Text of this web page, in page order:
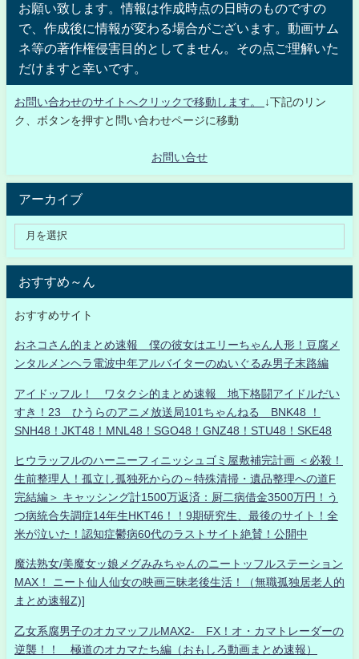
お願い致します。情報は作成時点の日時のものですの
で、作成後に情報が変わる場合がございます。動画サム
ネ等の著作権侵害目的としてません。その点ご理解いた
だけますと幸いです。
お問い合わせのサイトへクリックで移動します。
↓下記のリン
ク、ボタンを押すと問い合わせページに移動
お問い合せ
アーカイブ
おすすめ～ん
おすすめサイト
おネコさん的まとめ速報 僕の彼女はエリーちゃん人形！豆腐メ
ンタルメンヘラ電波中年アルバイターのぬいぐるみ男子末路編
アイドッフル！ ワタクシ的まとめ速報 地下格闘アイドルだい
すき！23 ひうらのアニメ放送局101ちゃんねる BNK48 ！
SNH48！JKT48！MNL48！SGO48！GNZ48！STU48！SKE48
ヒウラッフルのハーニーフィニッシュゴミ屋敷補完計画 ＜必殺！
生前整理人！孤立し孤独死からの～特殊清掃・遺品整理への道F
完結編＞ キャッシング計1500万返済：厨二病借金3500万円！う
つ病統合失調症14年生HKT46！！9期研究生、最後のサイト！全
米が泣いた！認知症鬱病60代のラストサイト絶賛！公開中
魔法熟女/美魔女ッ娘メグみみちゃんのニートッフルステーション
MAX！ ニート仙人仙女の映画三昧老後生活！（無職孤独居老人的
まとめ速報Z)]
乙女系腐男子のオカマッフルMAX2- FX！オ・カマトレーダーの
逆襲！！ 極道のオカマたち編（おもしろ動画まとめ速報）